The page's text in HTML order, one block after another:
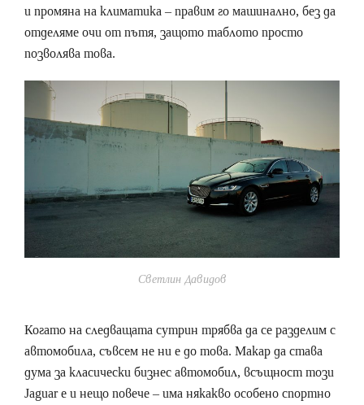
и промяна на климатика – правим го машинално, без да
отделяме очи от пътя, защото таблото просто
позволява това.
Светлин Давидов
Когато на следващата сутрин трябва да се разделим с
автомобила, съвсем не ни е до това. Макар да става
дума за класически бизнес автомобил, всъщност този
Jaguar е и нещо повече – има някакво особено спортно